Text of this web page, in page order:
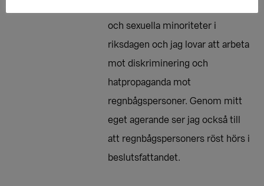
och sexuella minoriteter i
riksdagen och jag lovar att arbeta
mot diskriminering och
hatpropaganda mot
regnbågspersoner. Genom mitt
eget agerande ser jag också till
att regnbågspersoners röst hörs i
beslutsfattandet.